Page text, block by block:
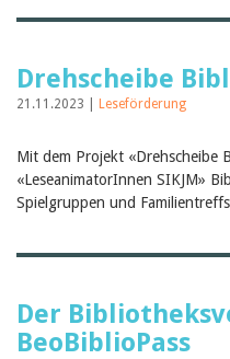
Drehscheibe
21.11.2023 | Leseförderung
Mit dem Projekt «Drehscheibe
«LeseanimatorInnen SIKJM»
Spielgruppen und
Der
BeoBiblioPass